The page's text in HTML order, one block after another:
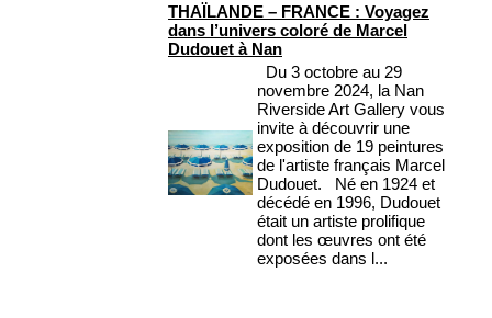
THAÏLANDE – FRANCE : Voyagez
dans l’univers coloré de Marcel
Dudouet à Nan
Du 3 octobre au 29
novembre 2024, la Nan
Riverside Art Gallery vous
invite à découvrir une
exposition de 19 peintures
de l'artiste français Marcel
Dudouet. Né en 1924 et
décédé en 1996, Dudouet
était un artiste prolifique
dont les œuvres ont été
exposées dans l...